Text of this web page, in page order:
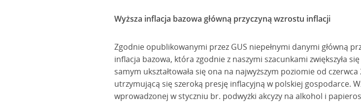
Wyższa inflacja bazowa główną przyczyną wzrostu inflacji
Zgodnie opublikowanymi przez GUS niepełnymi danymi główną
inflacja bazowa, która zgodnie z naszymi szacunkami zwiększyła
samym ukształtowała się ona na najwyższym poziomie od
utrzymującą się szeroką presję inflacyjną w polskiej gospodarce.
wprowadzonej w styczniu br. podwyżki akcyzy na alkohol i